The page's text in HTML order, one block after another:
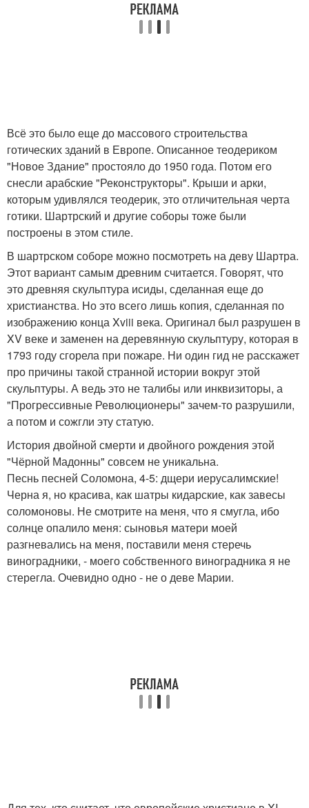
Всё это было еще до массового строительства
готических зданий в Европе. Описанное теодериком
"Новое Здание" простояло до 1950 года. Потом его
снесли арабские "Реконструкторы". Крыши и арки,
которым удивлялся теодерик, это отличительная черта
готики. Шартрский и другие соборы тоже были
построены в этом стиле.
В шартрском соборе можно посмотреть на деву Шартра.
Этот вариант самым древним считается. Говорят, что
это древняя скульптура исиды, сделанная еще до
христианства. Но это всего лишь копия, сделанная по
изображению конца Xviii века. Оригинал был разрушен в
XV веке и заменен на деревянную скульптуру, которая в
1793 году сгорела при пожаре. Ни один гид не расскажет
про причины такой странной истории вокруг этой
скульптуры. А ведь это не талибы или инквизиторы, а
"Прогрессивные Революционеры" зачем-то разрушили,
а потом и сожгли эту статую.
История двойной смерти и двойного рождения этой
"Чёрной Мадонны" совсем не уникальна.
Песнь песней Соломона, 4-5: дщери иерусалимские!
Черна я, но красива, как шатры кидарские, как завесы
соломоновы. Не смотрите на меня, что я смугла, ибо
солнце опалило меня: сыновья матери моей
разгневались на меня, поставили меня стеречь
виноградники, - моего собственного виноградника я не
стерегла. Очевидно одно - не о деве Марии.